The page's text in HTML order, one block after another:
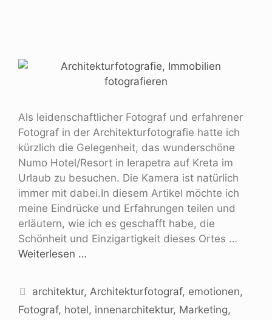
Als leidenschaftlicher Fotograf und erfahrener
Fotograf in der Architekturfotografie hatte ich
kürzlich die Gelegenheit, das wunderschöne
Numo Hotel/Resort in Ierapetra auf Kreta im
Urlaub zu besuchen. Die Kamera ist natürlich
immer mit dabei.In diesem Artikel möchte ich
meine Eindrücke und Erfahrungen teilen und
erläutern, wie ich es geschafft habe, die
Schönheit und Einzigartigkeit dieses Ortes …
Weiterlesen …
architektur, Architekturfotograf, emotionen,
Fotograf, hotel, innenarchitektur, Marketing,